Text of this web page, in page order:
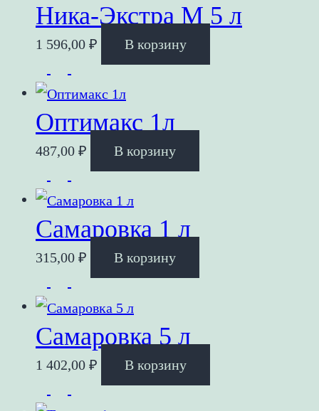
Ника-Экстра М 5 л
1 596,00 ₽ В корзину
Оптимакс 1л
487,00 ₽ В корзину
Самаровка 1 л
315,00 ₽ В корзину
Самаровка 5 л
1 402,00 ₽ В корзину